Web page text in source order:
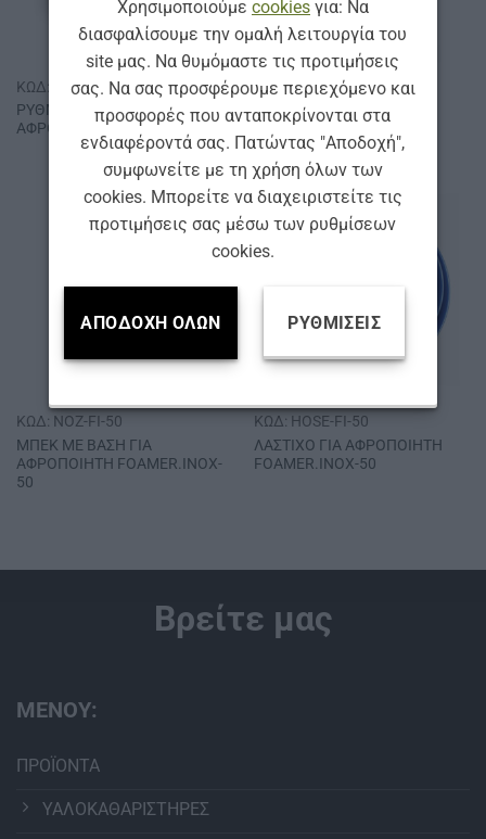
Χρησιμοποιούμε cookiesγια: Να
διασφαλίσουμε την ομαλή λειτουργία του
site μας. Να θυμόμαστε τις προτιμήσεις
σας. Να σας προσφέρουμε περιεχόμενο και
προσφορές που ανταποκρίνονται στα
ενδιαφέροντά σας. Πατώντας "Αποδοχή",
συμφωνείτε με τη χρήση όλων των
cookies. Μπορείτε να διαχειριστείτε τις
προτιμήσεις σας μέσω των ρυθμίσεων
cookies.
ΑΠΟΔΟΧΉ ΌΛΩΝ ΡΥΘΜΊΣΕΙΣ
ΚΩΔ: REG-FS-60
ΡΥΘΜΙΣΤΗΣ ΑΕΡΑ
ΑΦΡΟΠΟΙΗΤΗ FOAMER.S-60
ΚΩΔ: FOAMER-2B
ΑΦΡΟΠΟΙΗΤΗΣ & ΣΠΡΕΪ
ΠΡΟΠΙΕΣΗΣ SΙΜ 2L
ΚΩΔ: NOZ-FI-50
ΜΠΕΚ ΜΕ ΒΑΣΗ ΓΙΑ
ΑΦΡΟΠΟΙΗΤΗ FOAMER.INOX-
50
ΚΩΔ: HOSE-FI-50
ΛΑΣΤΙΧΟ ΓΙΑ ΑΦΡΟΠΟΙΗΤΗ
FOAMER.INOX-50
Βρείτε μας
ΜΕΝΟΥ:
ΠΡΟΪΟΝΤΑ
ΥΑΛΟΚΑΘΑΡΙΣΤΗΡΕΣ